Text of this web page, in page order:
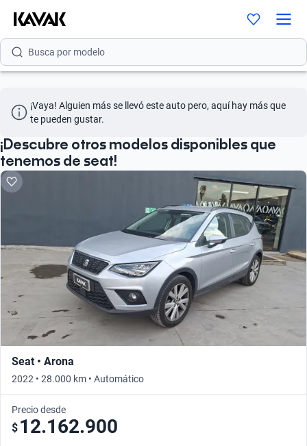
Busca por marca
Busca por modelo
Busca por año
Busca por marca
Busca por modelo
¡Vaya! Alguien más se llevó este auto pero, aquí hay más que
te pueden gustar.
¡Descubre otros modelos disponibles que
tenemos de seat!
Seat • Arona
2022 • 28.000 km • Automático
Precio desde
$ 12.162.900